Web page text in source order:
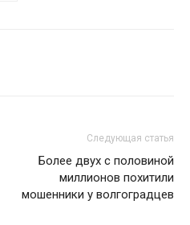
Следующая статья
Более двух с половиной
миллионов похитили
мошенники у волгоградцев